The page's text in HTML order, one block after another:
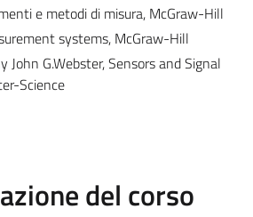
e metodi di misura, McGraw-Hill
systems, McGraw-Hill
John G.Webster, Sensors and Signal
Science
del corso